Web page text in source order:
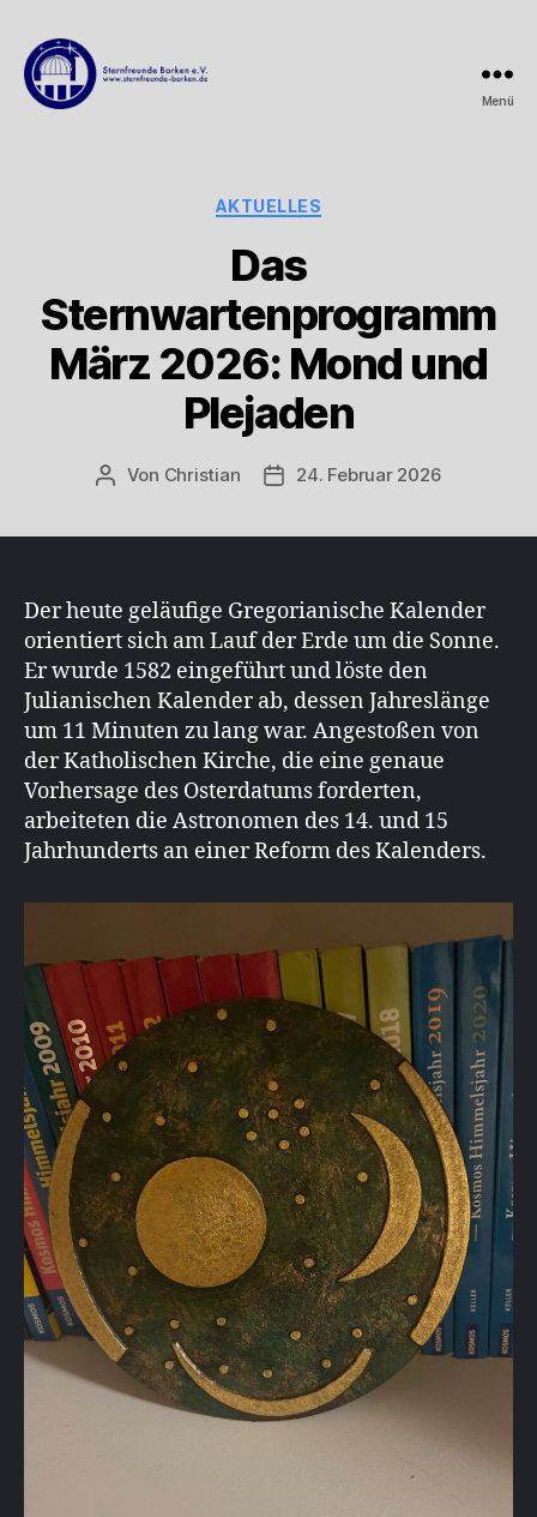
Menü
Kategorien
AKTUELLES
Das
Sternwartenprogramm
März 2026: Mond und
Plejaden
Beitragsautor
Von Christian Beitragsdatum
24. Februar 2026
Der heute geläufige Gregorianische Kalender
orientiert sich am Lauf der Erde um die Sonne.
Er wurde 1582 eingeführt und löste den
Julianischen Kalender ab, dessen Jahreslänge
um 11 Minuten zu lang war. Angestoßen von
der Katholischen Kirche, die eine genaue
Vorhersage des Osterdatums forderten,
arbeiteten die Astronomen des 14. und 15
Jahrhunderts an einer Reform des Kalenders.